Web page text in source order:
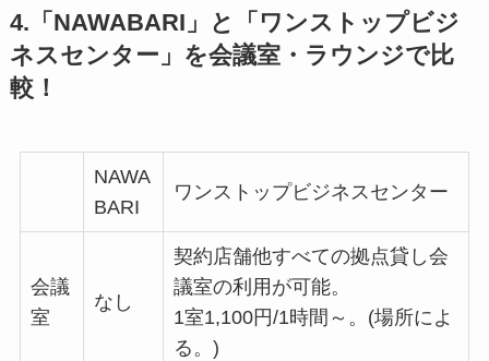
4.「NAWABARI」と「ワンストップビジ
ネスセンター」を会議室・ラウンジで比
較！
NAWA
BARI
ワンストップビジネスセンター
会議
室
なし
契約店舗他すべての拠点貸し会
議室の利用が可能。
1室1,100円/1時間～。(場所によ
る。)